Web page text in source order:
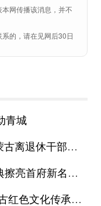
网传播该消息，并不
的，请在见网后30日
青城
艺演出重温峥嵘岁月
全球音乐盛典“歌游内蒙
兴安实践”主题展发布